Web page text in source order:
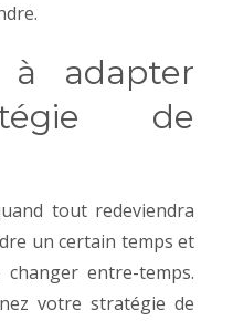
à adapter
de
tout redeviendra
un certain temps et
entre-temps.
votre stratégie de